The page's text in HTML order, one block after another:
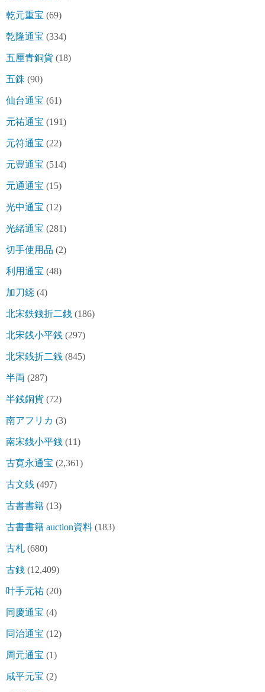
乾元重宝 (69)
乾隆通宝 (334)
五厘青銅貨 (18)
五銖 (90)
仙台通宝 (61)
元祐通宝 (191)
元符通宝 (22)
元豊通宝 (514)
元通通宝 (15)
光中通宝 (12)
光緒通宝 (281)
切手使用品 (2)
利用通宝 (48)
加刀鐚 (4)
北宋鉄銭折二銭 (186)
北宋銭小平銭 (297)
北宋銭折二銭 (845)
半両 (287)
半銭銅貨 (72)
南アフリカ (3)
南宋銭小平銭 (11)
古寛永通宝 (2,361)
古文銭 (497)
古書書籍 (13)
古書書籍 auction資料 (183)
古札 (680)
古銭 (12,409)
叶手元祐 (20)
同慶通宝 (4)
同治通宝 (12)
周元通宝 (1)
咸平元宝 (2)